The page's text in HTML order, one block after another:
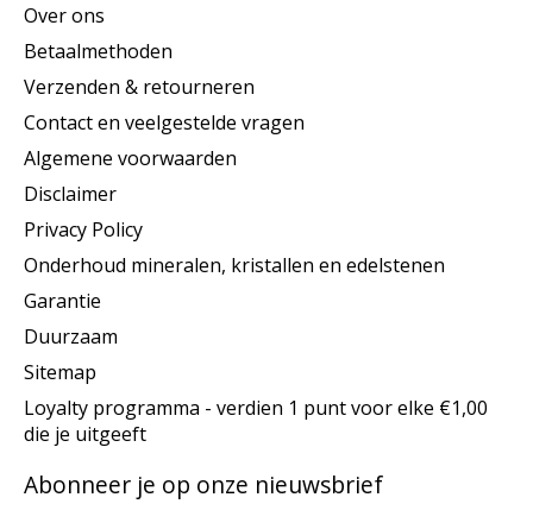
Over ons
Betaalmethoden
Verzenden & retourneren
Contact en veelgestelde vragen
Algemene voorwaarden
Disclaimer
Privacy Policy
Onderhoud mineralen, kristallen en edelstenen
Garantie
Duurzaam
Sitemap
Loyalty programma - verdien 1 punt voor elke €1,00
die je uitgeeft
Abonneer je op onze nieuwsbrief